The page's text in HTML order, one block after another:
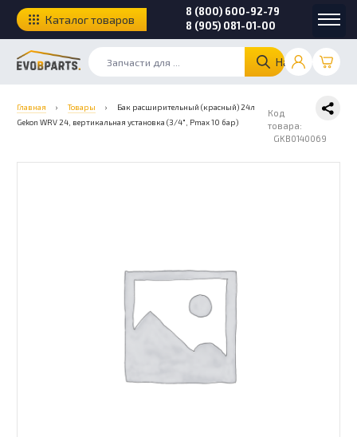
Найти
8 (800) 600-92-79
8 (905) 081-01-00
Каталог товаров
Главная › Товары ›
Бак расширительный (красный) 24л
Gekon WRV 24, вертикальная установка (3/4″, Pmax 10 бар)
Код
товара:
GKB0140069